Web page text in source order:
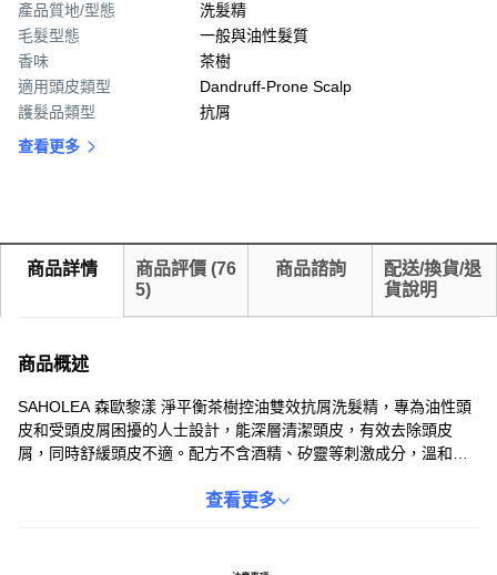
產品質地/型態
洗髮精
毛髮型態
一般與油性髮質
香味
茶樹
適用頭皮類型
Dandruff-Prone Scalp
護髮品類型
抗屑
查看更多
商品詳情 商品評價 (76
5)
商品諮詢
配送/換貨/退
貨說明
商品概述
SAHOLEA 森歐黎漾 淨平衡茶樹控油雙效抗屑洗髮精，專為油性頭
皮和受頭皮屑困擾的人士設計，能深層清潔頭皮，有效去除頭皮
屑，同時舒緩頭皮不適。配方不含酒精、矽靈等刺激成分，溫和呵
查看更多